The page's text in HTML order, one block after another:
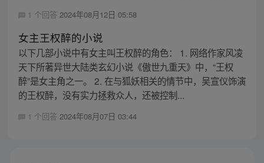
1 个回答 2024年08月12日 05:58
女主王权醉的小说
以下几部小说中有女主叫王权醉的角色： 1. 网络作家风凌
天下所著异世大陆类玄幻小说《傲世九重天》中，“王权
醉”是女主角之一。 2. 在与狐妖相关的情节中，吴宣仪饰演
的王权醉，没有实力拯救众人，还被控制...
1 个回答 2024年08月07日 03:44